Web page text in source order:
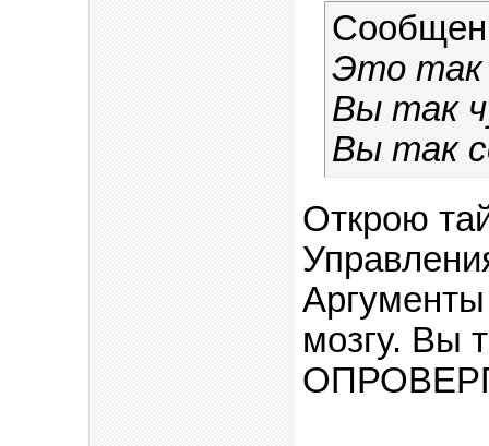
Это так
Вы так
Вы так
Открою
мозгу. Вы